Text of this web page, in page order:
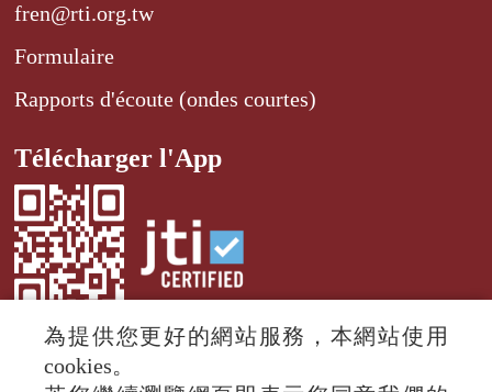
fren@rti.org.tw
Formulaire
Rapports d'écoute (ondes courtes)
Télécharger l'App
為提供您更好的網站服務，本網站使用
cookies。